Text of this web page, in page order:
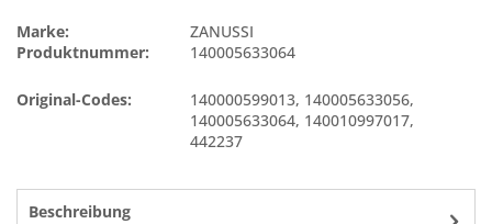
Marke:
ZANUSSI
Produktnummer:
140005633064
Original-Codes: 140000599013, 140005633056,
140005633064, 140010997017,
442237
Beschreibung